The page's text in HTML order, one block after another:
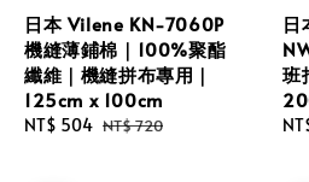
日本 Vilene KN-7060P
機縫薄鋪棉｜100%聚酯
纖維｜機縫拼布專用｜
125cm x 100cm
Sale
NT$ 504 Regular
NT$ 720
日
班